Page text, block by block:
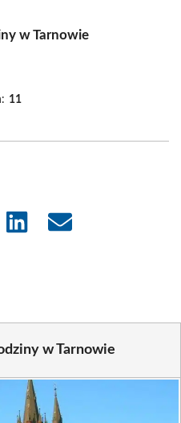
w Tarnowie
11
Share
Share
w Tarnowie